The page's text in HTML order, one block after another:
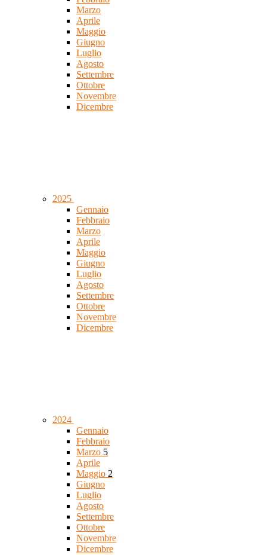
Marzo
Aprile
Maggio
Giugno
Luglio
Agosto
Settembre
Ottobre
Novembre
Dicembre
2025
Gennaio
Febbraio
Marzo
Aprile
Maggio
Giugno
Luglio
Agosto
Settembre
Ottobre
Novembre
Dicembre
2024
Gennaio
Febbraio
Marzo 5
Aprile
Maggio 2
Giugno
Luglio
Agosto
Settembre
Ottobre
Novembre
Dicembre